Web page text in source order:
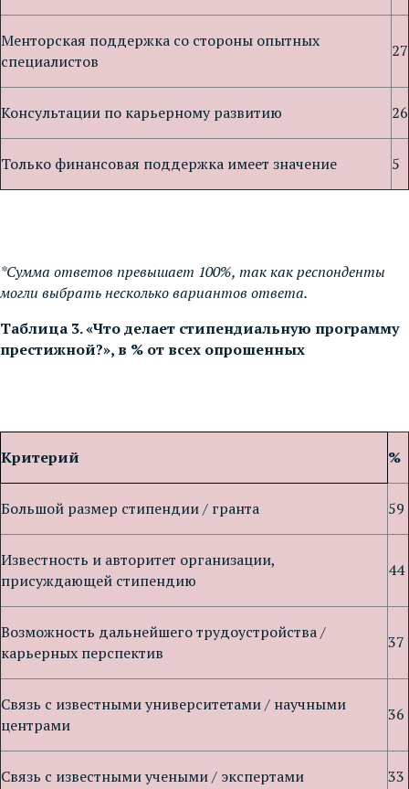
Менторская поддержка со стороны опытных
специалистов
27
Консультации по карьерному развитию 26
Только финансовая поддержка имеет значение 5
*Сумма ответов превышает 100%, так как респонденты
могли выбрать несколько вариантов ответа.
Таблица 3. «Что делает стипендиальную программу
престижной?», в % от всех опрошенных
Критерий %
Большой размер стипендии / гранта 59
Известность и авторитет организации,
присуждающей стипендию
44
Возможность дальнейшего трудоустройства /
карьерных перспектив
37
Связь с известными университетами / научными
центрами
36
Связь с известными учеными / экспертами 33